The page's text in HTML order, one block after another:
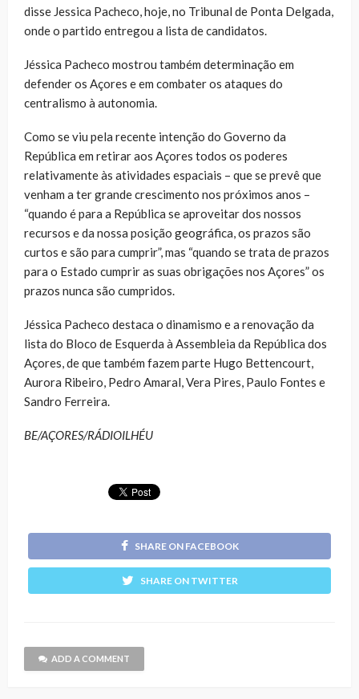
disse Jessica Pacheco, hoje, no Tribunal de Ponta Delgada,
onde o partido entregou a lista de candidatos.
Jéssica Pacheco mostrou também determinação em
defender os Açores e em combater os ataques do
centralismo à autonomia.
Como se viu pela recente intenção do Governo da
República em retirar aos Açores todos os poderes
relativamente às atividades espaciais – que se prevê que
venham a ter grande crescimento nos próximos anos –
“quando é para a República se aproveitar dos nossos
recursos e da nossa posição geográfica, os prazos são
curtos e são para cumprir”, mas “quando se trata de prazos
para o Estado cumprir as suas obrigações nos Açores” os
prazos nunca são cumpridos.
Jéssica Pacheco destaca o dinamismo e a renovação da
lista do Bloco de Esquerda à Assembleia da República dos
Açores, de que também fazem parte Hugo Bettencourt,
Aurora Ribeiro, Pedro Amaral, Vera Pires, Paulo Fontes e
Sandro Ferreira.
BE/AÇORES/RÁDIOILHÉU
SHARE ON FACEBOOK
SHARE ON TWITTER
ADD A COMMENT